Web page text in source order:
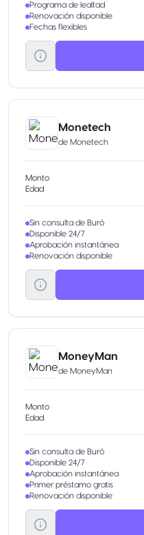
Programa de lealtad
Renovación disponible
Fechas flexibles
Monetech
de Monetech
Monto
Edad
Sin consulta de Buró
Disponible 24/7
Aprobación instantánea
Renovación disponible
MoneyMan
de MoneyMan
Monto
Edad
Sin consulta de Buró
Disponible 24/7
Aprobación instantánea
Primer préstamo gratis
Renovación disponible